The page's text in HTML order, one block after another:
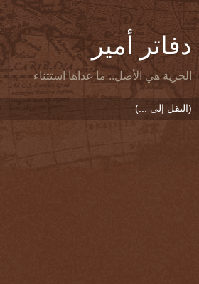
دفاتر أمير
الحرية هي الأصل.. ما عداها استثناء